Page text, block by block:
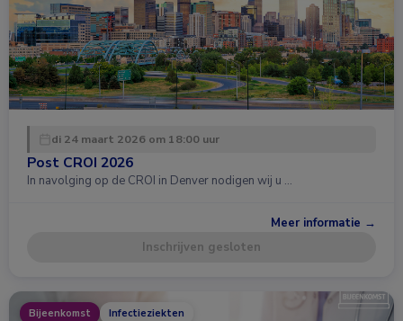
di 24 maart 2026 om 18:00 uur
Post CROI 2026
In navolging op de CROI in Denver nodigen wij u …
Meer informatie →
Inschrijven gesloten
Bijeenkomst Infectieziekten